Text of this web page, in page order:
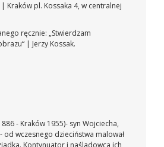
| Kraków pl. Kossaka 4, w centralnej
ręcznie: „Stwierdzam
| Jerzy Kossak.
- Kraków 1955)- syn Wojciecha,
od wczesnego dzieciństwa malował